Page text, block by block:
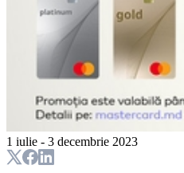
1 iulie - 3 decembrie 2023